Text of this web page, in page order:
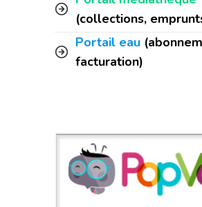
(collections,
Portail eau
facturation)